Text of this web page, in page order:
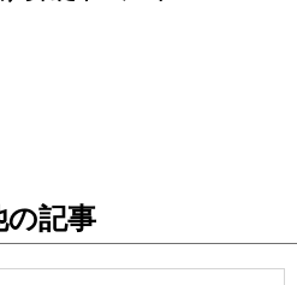
記事